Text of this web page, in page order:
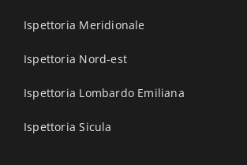
Ispettoria Meridionale
Ispettoria Nord-est
Ispettoria Lombardo Emiliana
Ispettoria Sicula